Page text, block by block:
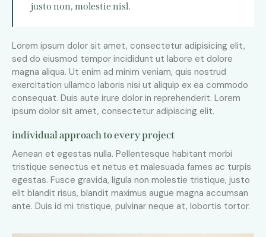
justo non, molestie nisl.
Lorem ipsum dolor sit amet, consectetur adipisicing elit,
sed do eiusmod tempor incididunt ut labore et dolore
magna aliqua. Ut enim ad minim veniam, quis nostrud
exercitation ullamco laboris nisi ut aliquip ex ea commodo
consequat. Duis aute irure dolor in reprehenderit. Lorem
ipsum dolor sit amet, consectetur adipiscing elit.
individual approach to every project
Aenean et egestas nulla. Pellentesque habitant morbi
tristique senectus et netus et malesuada fames ac turpis
egestas. Fusce gravida, ligula non molestie tristique, justo
elit blandit risus, blandit maximus augue magna accumsan
ante. Duis id mi tristique, pulvinar neque at, lobortis tortor.